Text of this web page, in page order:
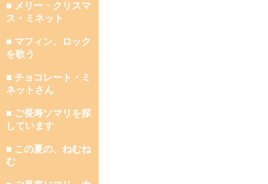
■ メリー・クリスマ
ス・ミネット
■ マフィン、ロック
を歌う
■ チョコレート・ミ
ネットさん
■ ご長寿ソマリを探
しています
■ この夏の、ねむね
む